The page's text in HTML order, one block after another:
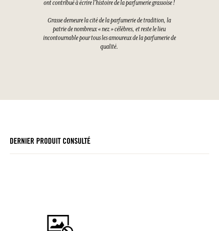
ont contribué à écrire l’histoire de la parfumerie grassoise !
Grasse demeure la cité de la parfumerie de tradition, la
patrie de nombreux « nez » célèbres, et reste le lieu
incontournable pour tous les amoureux de la parfumerie de
qualité.
DERNIER PRODUIT CONSULTÉ